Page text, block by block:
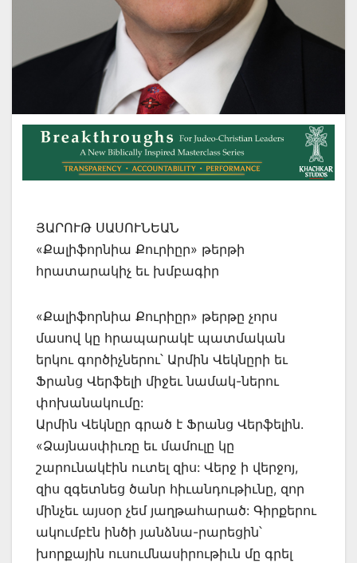
ՅԱՐՈՒԹ ՍԱՍՈՒՆԵԱՆ
«Քալիֆորնիա Քուրիըր» թերթի
հրատարակիչ եւ խմբագիր
«Քալիֆորնիա Քուրիըր» թերթը չորս
մասով կը հրապարակէ պատմական
երկու գործիչներու՝ Արմին Վեկնըրի եւ
Ֆրանց Վերֆելի միջեւ նամակ-ներու
փոխանակումը:
Արմին Վեկնըր գրած է Ֆրանց Վերֆելին.
«Ձայնասփիւռը եւ մամուլը կը
շարունակէին ուտել զիս: Վերջ ի վերջոյ,
զիս զգետնեց ծանր հիւանդութիւնը, զոր
մինչեւ այսօր չեմ յաղթահարած: Գիրքերու
ակումբէն ինծի յանձնա-րարեցին՝
խորքային ուսումնասիրութիւն մը գրել